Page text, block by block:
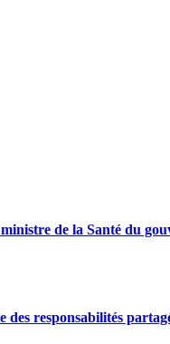
de la Santé du
responsabilités